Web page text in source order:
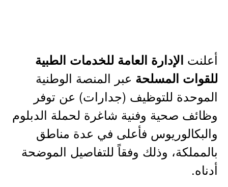
أعلنت الإدارة العامة للخدمات الطبية
للقوات المسلحة عبر المنصة الوطنية
الموحدة للتوظيف (جدارات) عن توفر
وظائف صحية وفنية شاغرة لحملة الدبلوم
والبكالوريوس فأعلى في عدة مناطق
بالمملكة، وذلك وفقاً للتفاصيل الموضحة
أدناه.